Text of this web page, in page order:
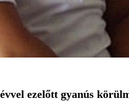
ezelőtt gyanús